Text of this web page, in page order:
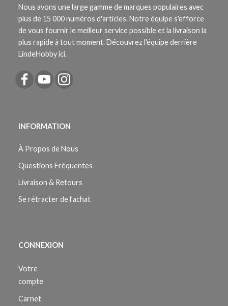
Nous avons une large gamme de marques populaires avec
plus de 15 000 numéros d'articles. Notre équipe s'efforce
de vous fournir le meilleur service possible et la livraison la
plus rapide à tout moment. Découvrez l'équipe derrière
LindeHobby ici.
INFORMATION
À Propos de Nous
Questions Fréquentes
Livraison & Retours
Se rétracter de l’achat
CONNEXION
Votre
compte
Carnet